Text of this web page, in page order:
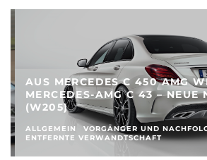
AUS MERCEDES C 450 AMG
MERCEDES-AMG C 43 – NEUE
(W205)
ALLGEMEIN
VORGÄNGER UND
ENTFERNTE VERWANDTSCHAFT